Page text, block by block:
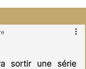
sortir une série